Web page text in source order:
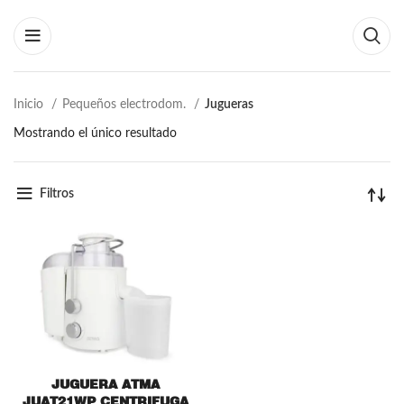
Inicio Pequeños electrodom. Jugueras
Mostrando el único resultado
Filtros
JUGUERA ATMA
JUAT21WP CENTRIFUGA